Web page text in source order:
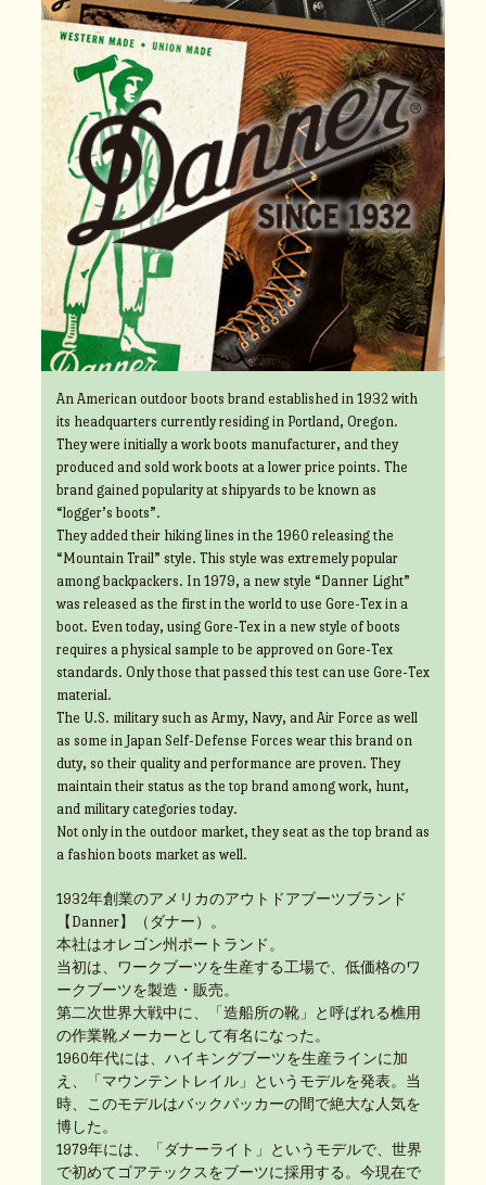
An American outdoor boots brand established in 1932 with
its headquarters currently residing in Portland, Oregon.
They were initially a work boots manufacturer, and they
produced and sold work boots at a lower price points. The
brand gained popularity at shipyards to be known as
“logger’s boots”.
They added their hiking lines in the 1960 releasing the
“Mountain Trail” style. This style was extremely popular
among backpackers. In 1979, a new style “Danner Light”
was released as the first in the world to use Gore-Tex in a
boot. Even today, using Gore-Tex in a new style of boots
requires a physical sample to be approved on Gore-Tex
standards. Only those that passed this test can use Gore-Tex
material.
The U.S. military such as Army, Navy, and Air Force as well
as some in Japan Self-Defense Forces wear this brand on
duty, so their quality and performance are proven. They
maintain their status as the top brand among work, hunt,
and military categories today.
Not only in the outdoor market, they seat as the top brand as
a fashion boots market as well.
1932年創業のアメリカのアウトドアブーツブランド
【Danner】（ダナー）。
本社はオレゴン州ポートランド。
当初は、ワークブーツを生産する工場で、低価格のワ
ークブーツを製造・販売。
第二次世界大戦中に、「造船所の靴」と呼ばれる樵用
の作業靴メーカーとして有名になった。
1960年代には、ハイキングブーツを生産ラインに加
え、「マウンテントレイル」というモデルを発表。当
時、このモデルはバックパッカーの間で絶大な人気を
博した。
1979年には、「ダナーライト」というモデルで、世界
で初めてゴアテックスをブーツに採用する。今現在で